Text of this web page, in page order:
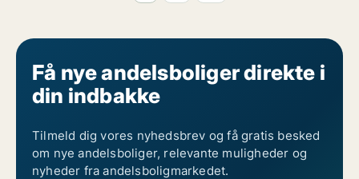
Få nye andelsboliger direkte i
din indbakke
Tilmeld dig vores nyhedsbrev og få gratis besked
om nye andelsboliger, relevante muligheder og
nyheder fra andelsboligmarkedet.